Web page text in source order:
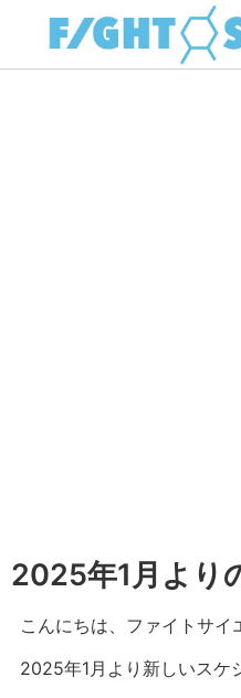
2025年1月より
こんにちは、ファイトサイ
2025年1月より新しいスケ